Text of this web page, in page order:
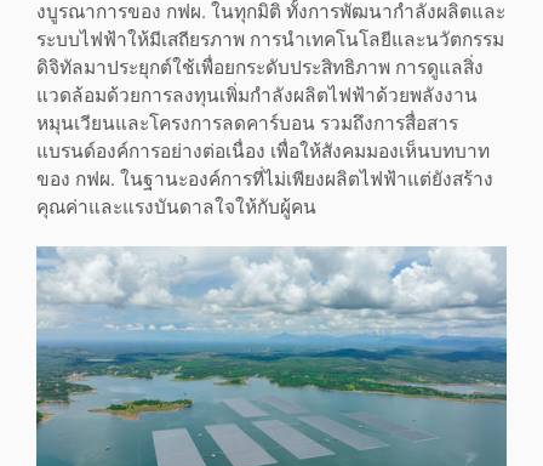
งบูรณาการของ กฟผ. ในทุกมิติ ทั้งการพัฒนากำลังผลิตและ
ระบบไฟฟ้าให้มีเสถียรภาพ การนำเทคโนโลยีและนวัตกรรม
ดิจิทัลมาประยุกต์ใช้เพื่อยกระดับประสิทธิภาพ การดูแลสิ่ง
แวดล้อมด้วยการลงทุนเพิ่มกำลังผลิตไฟฟ้าด้วยพลังงาน
หมุนเวียนและโครงการลดคาร์บอน รวมถึงการสื่อสาร
แบรนด์องค์การอย่างต่อเนื่อง เพื่อให้สังคมมองเห็นบทบาท
ของ กฟผ. ในฐานะองค์การที่ไม่เพียงผลิตไฟฟ้าแต่ยังสร้าง
คุณค่าและแรงบันดาลใจให้กับผู้คน